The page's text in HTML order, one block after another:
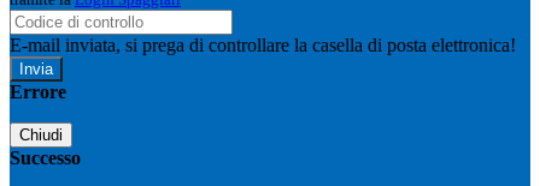
E-mail inviata, si prega di controllare la casella di posta elettronica!
Errore
Chiudi
Successo